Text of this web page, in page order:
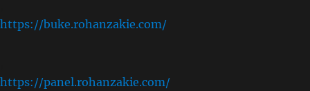
https://buke.rohanzakie.com/
https://panel.rohanzakie.com/